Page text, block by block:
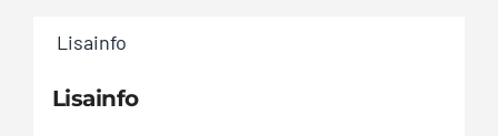
Lisainfo
Lisainfo